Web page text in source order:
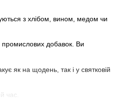
з хлібом, вином, медом чи
промислових добавок. Ви
як на щодень, так і у святковій
час.